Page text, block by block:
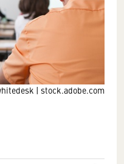
| stock.adobe.com